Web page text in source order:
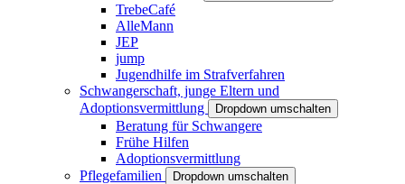
TrebeCafé
AlleMann
JEP
jump
Jugendhilfe im Strafverfahren
Schwangerschaft, junge Eltern und
Adoptionsvermittlung
Dropdown umschalten
Beratung für Schwangere
Frühe Hilfen
Adoptionsvermittlung
Pflegefamilien
Dropdown umschalten